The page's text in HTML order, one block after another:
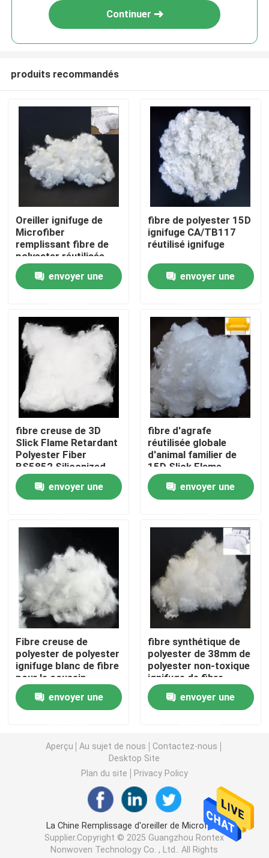
Aperçu
Produits
A propos de nous
Visite d'usine
Contrôle de la qualité
Contact
Demande de soumission
Fibre discontinue de polyester recyclé
Fibre discontinue de polypropylène
Tissu non tissé spunlace
Fibre de polyester acoustique
Fibre de polyester colorée
Fibre de polyester conjuguée creuse de Siliconized
Fibre discontinue de polyesters conjuguée creuse
Fibre discontinue de polyesters de Vierge
Continuer
produits recommandés
Oreiller ignifuge de
Microfiber
remplissant fibre de
polyester réutilisée
par 32mm
envoyer une
fibre de polyester 15D
ignifuge CA/TB117
réutilisé ignifuge
envoyer une
fibre creuse de 3D
Slick Flame Retardant
Polyester Fiber
BS5852 Siliconized
envoyer une
fibre d'agrafe
réutilisée globale
d'animal familier de
15D Slick Flame
Retardant Polyester
Fiber
envoyer une
Fibre creuse de
polyester de polyester
ignifuge blanc de fibre
pour le coussin
envoyer une
fibre synthétique de
polyester de 38mm de
polyester non-toxique
ignifuge de fibre
envoyer une
Aperçu Au sujet de nous
Contactez-nous
Desktop Site
Plan du site
Privacy Policy
La Chine Remplissage d'oreiller de Microfiber
Supplier.Copyright © 2025 Guangzhou Rontex
Nonwoven Technology Co. , Ltd.. All Rights